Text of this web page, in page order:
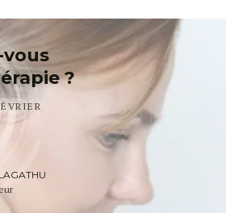
vous
?